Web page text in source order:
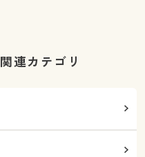
連カテゴリ